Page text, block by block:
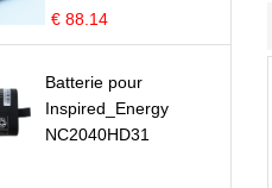
€ 88.14
Batterie pour
Inspired_Energy
NC2040HD31